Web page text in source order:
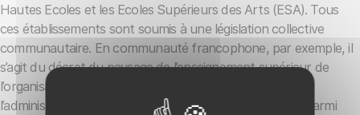
Hautes Ecoles et les Ecoles Supérieurs des Arts (ESA). Tous
ces établissements sont soumis à une législation collective
communautaire. En communauté francophone, par exemple, il
s’agit du décret du paysage de l’enseignement supérieur de
l’organisation académique des études (2013), qui régule
l’administration, les frais d’inscription et la finançabilité, parmi